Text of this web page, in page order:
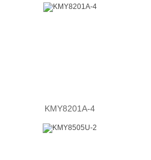
KMY8201A-4